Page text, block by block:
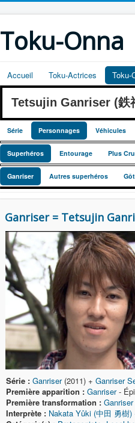
Toku-Onna
Accueil Toku-Actrices Toku-
Tetsujin Ganriser (鉄
Série Personnages Véhicules
Superhéros Entourage Plus
Ganriser Autres superhéros
Ganriser = Tetsujin
Série : Ganriser(2011) + Ganriser
Première apparition : Ganriser-
Première transformation : Ganriser
Interprète : Nakata Yûki (中田 勇樹)